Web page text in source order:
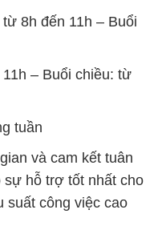
8h đến 11h – Buổi
– Buổi chiều: từ
tuần
và cam kết tuân
sự hỗ trợ tốt nhất cho
suất công việc cao